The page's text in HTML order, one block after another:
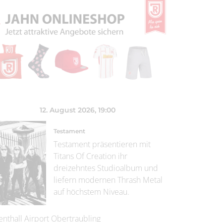
12. August 2026, 19:00
Testament
Testament präsentieren mit
Titans Of Creation ihr
dreizehntes Studioalbum und
liefern modernen Thrash Metal
auf höchstem Niveau.
Airport Obertraubling